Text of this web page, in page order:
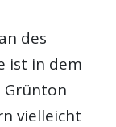
des
ist in dem
Grünton
vielleicht